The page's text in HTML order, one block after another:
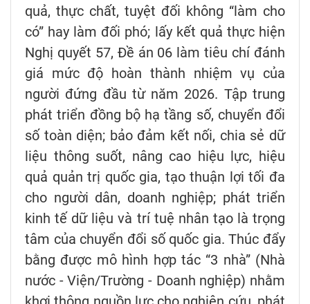
quả, thực chất, tuyệt đối không “làm cho
có” hay làm đối phó; lấy kết quả thực hiện
Nghị quyết 57, Đề án 06 làm tiêu chí đánh
giá mức độ hoàn thành nhiệm vụ của
người đứng đầu từ năm 2026. Tập trung
phát triển đồng bộ hạ tầng số, chuyển đổi
số toàn diện; bảo đảm kết nối, chia sẻ dữ
liệu thông suốt, nâng cao hiệu lực, hiệu
quả quản trị quốc gia, tạo thuận lợi tối đa
cho người dân, doanh nghiệp; phát triển
kinh tế dữ liệu và trí tuệ nhân tạo là trọng
tâm của chuyển đổi số quốc gia. Thúc đẩy
bằng được mô hình hợp tác “3 nhà” (Nhà
nước - Viện/Trường - Doanh nghiệp) nhằm